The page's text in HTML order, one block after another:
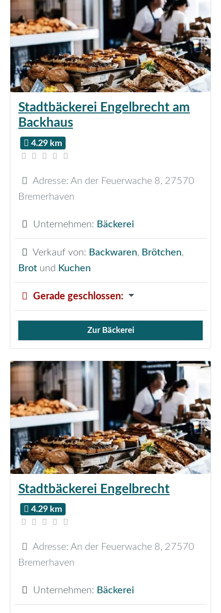
Stadtbäckerei Engelbrecht am
Backhaus
4.29 km
Adresse: An der Feuerwache 8, 27570
Bremerhaven
Unternehmen: Bäckerei
Verkauf von: Backwaren, Brötchen,
Brot und Kuchen
Gerade geschlossen:
Verkauf von Brötchen,
Zur Bäckerei
Stadtbäckerei Engelbrecht
4.29 km
Adresse: An der Feuerwache 8, 27570
Bremerhaven
Unternehmen: Bäckerei